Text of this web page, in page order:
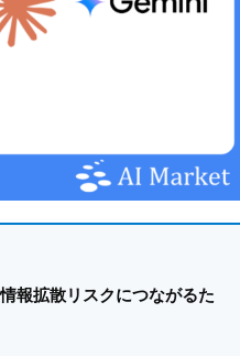
報拡散リスクにつながるた